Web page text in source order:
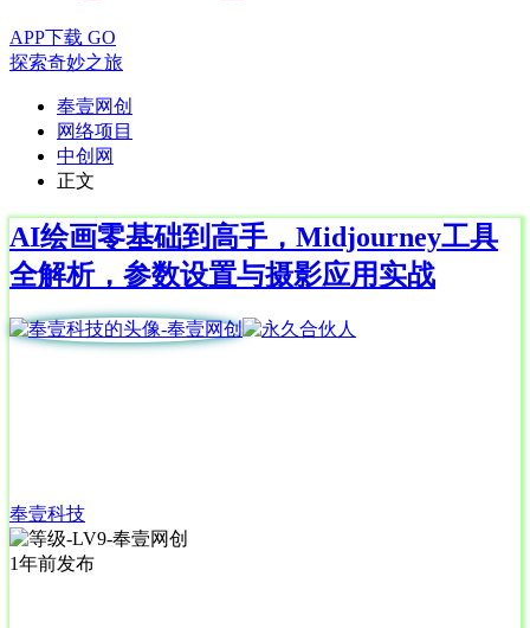
APP下载 GO
探索奇妙之旅
奉壹网创
网络项目
中创网
正文
AI绘画零基础到高手，Midjourney工具
全解析，参数设置与摄影应用实战
奉壹科技
1年前发布